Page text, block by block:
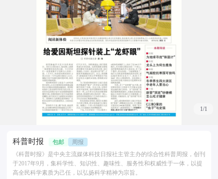
1/1
科普时报 包邮
周报
《科普时报》是中央主流媒体科技日报社主管主办的综合性科普周报，创刊
于2017年9月，集科学性、知识性、趣味性、服务性和权威性于一体，以提
高全民科学素质为己任，以弘扬科学精神为宗旨。